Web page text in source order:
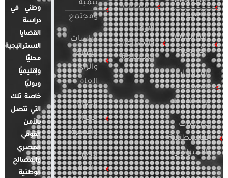
الأمريكية
الدراسات
الأوروبية
الدراسات
العربية
والإقليمية
الدراسات
الفلسطينية
والإسرائيلية
التطرف
الإرهاب
والصراعات
المسلحة
تنمية
ومجتمع
دراسات
الإعلام
والرأي
العام
قضايا
المرأة
والأسرة
مصر
والعالم
وطني في
دراسة
القضايا
الاستراتيجية
محليًا
وإقليميًا
ودوليًا
خاصة تلك
التي تتصل
بالأمن
القومي
المصري
والمصالح
الوطنية